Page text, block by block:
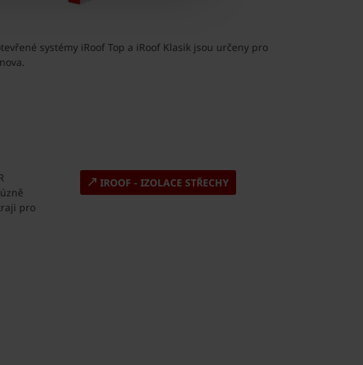
systémy iRoof Top a iRoof Klasik jsou určeny pro
pro
IROOF - IZOLACE STŘECHY